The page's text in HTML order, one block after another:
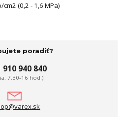
cm2 (0,2 - 1,6 MPa)
poradiť?
910 940 840
7.30-16 hod.)